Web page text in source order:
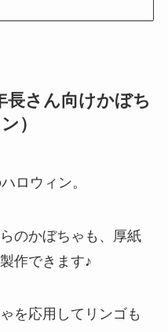
長さん向けかぼち
）
ロウィン。
のかぼちゃも、厚紙
作できます♪
を応用してリンゴも